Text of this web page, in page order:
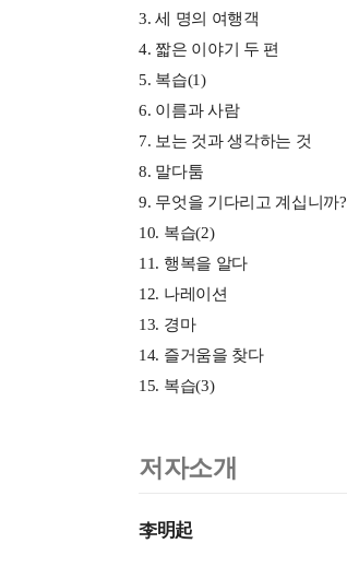
3. 세 명의 여행객
4. 짧은 이야기 두 편
5. 복습(1)
6. 이름과 사람
7. 보는 것과 생각하는 것
8. 말다툼
9. 무엇을 기다리고 계십니까?
10. 복습(2)
11. 행복을 알다
12. 나레이션
13. 경마
14. 즐거움을 찾다
15. 복습(3)
저자소개
李明起